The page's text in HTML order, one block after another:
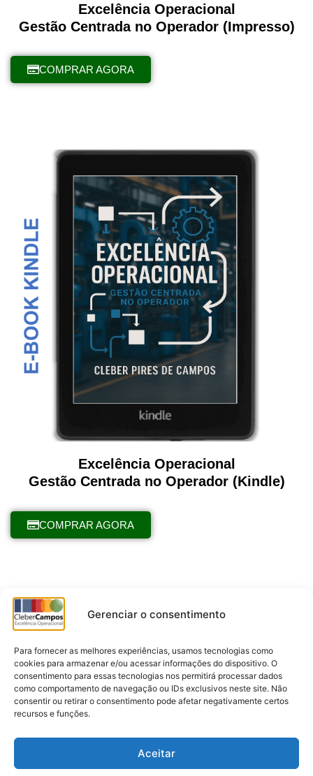
Gerenciar o consentimento
Para fornecer as melhores experiências, usamos tecnologias como
cookies para armazenar e/ou acessar informações do dispositivo. O
consentimento para essas tecnologias nos permitirá processar dados
como comportamento de navegação ou IDs exclusivos neste site. Não
consentir ou retirar o consentimento pode afetar negativamente certos
recursos e funções.
Aceitar
Excelência Operacional
Gestão Centrada no Operador (Impresso)
COMPRAR AGORA
Excelência Operacional
Gestão Centrada no Operador (Kindle)
COMPRAR AGORA